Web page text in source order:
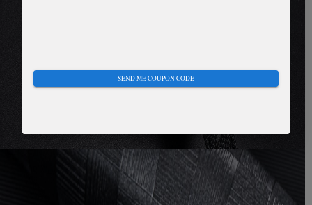
SEND ME COUPON CODE